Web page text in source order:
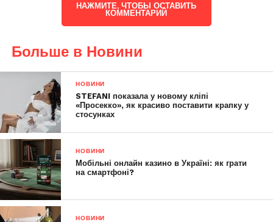
НАЖМИТЕ, ЧТОБЫ ОСТАВИТЬ
КОММЕНТАРИЙ
Больше в Новини
НОВИНИ
STEFANI показала у новому кліпі
«Просекко», як красиво поставити крапку у
стосунках
НОВИНИ
Мобільні онлайн казино в Україні: як грати
на смартфоні?
НОВИНИ